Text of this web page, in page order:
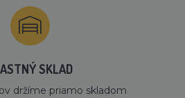
SKLAD
držíme priamo skladom